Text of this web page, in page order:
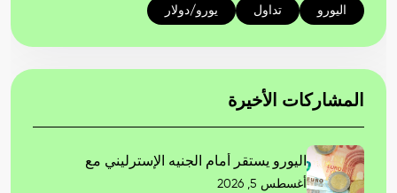
اليورو تداول يورو/دولار
المشاركات الأخيرة
اليورو يستقر أمام الجنيه الإسترليني مع
أغسطس 5, 2026